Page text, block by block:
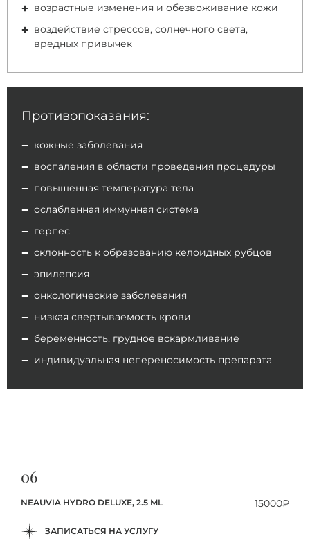
возрастные изменения и обезвоживание кожи
воздействие стрессов, солнечного света,
вредных привычек
Противопоказания:
кожные заболевания
воспаления в области проведения процедуры
повышенная температура тела
ослабленная иммунная система
герпес
склонность к образованию келоидных рубцов
эпилепсия
онкологические заболевания
низкая свертываемость крови
беременность, грудное вскармливание
индивидуальная непереносимость препарата
06
ЗАПИСАТЬСЯ НА УСЛУГУ
NEAUVIA HYDRO DELUXE, 2.5 ML 15000₽